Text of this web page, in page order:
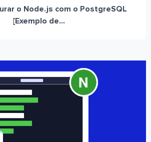
o Node.js com o PostgreSQL
[Exemplo de...